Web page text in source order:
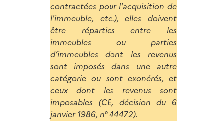
contractées pour l'acquisition de
l'immeuble, etc.), elles doivent
être réparties entre les
immeubles ou parties
d’immeubles dont les revenus
sont imposés dans une autre
catégorie ou sont exonérés, et
ceux dont les revenus sont
imposables (CE, décision du 6
janvier 1986, n° 44472).